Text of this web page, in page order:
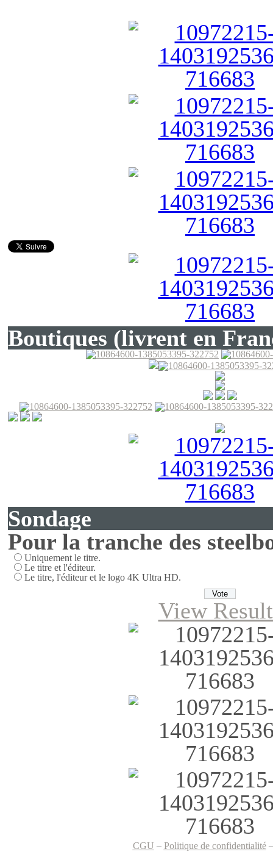
Boutiques (livrent en
Sondage
Pour la tranche des
Uniquement le titre.
Le titre et l'éditeur.
Le titre, l'éditeur et le logo 4K Ultra HD.
View
CGU – Politique de confidentialité